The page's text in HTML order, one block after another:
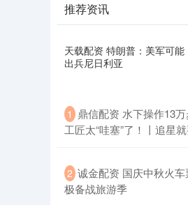
推荐资讯
天载配资 特朗普：美军可能
出兵尼日利亚
1 鼎信配资 水下操作13
工匠太“哇塞”了！丨追星
2 诚金配资 国庆中秋火车
极备战旅游季